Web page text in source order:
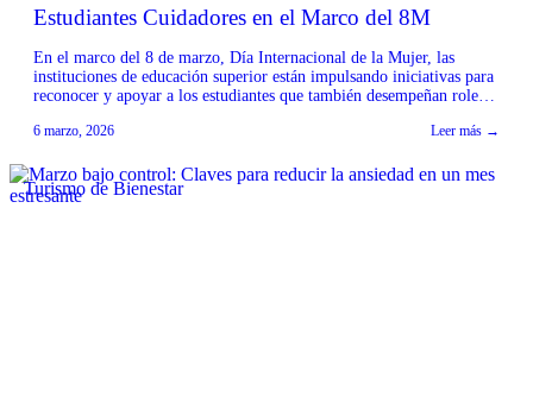
Estudiantes Cuidadores en el Marco del 8M
En el marco del 8 de marzo, Día Internacional de la Mujer, las
instituciones de educación superior están impulsando iniciativas para
reconocer y apoyar a los estudiantes que también desempeñan roles
recursos específicos que permitan a estos alumnos conciliar sus
6 marzo, 2026 Leer más →
Turismo de Bienestar